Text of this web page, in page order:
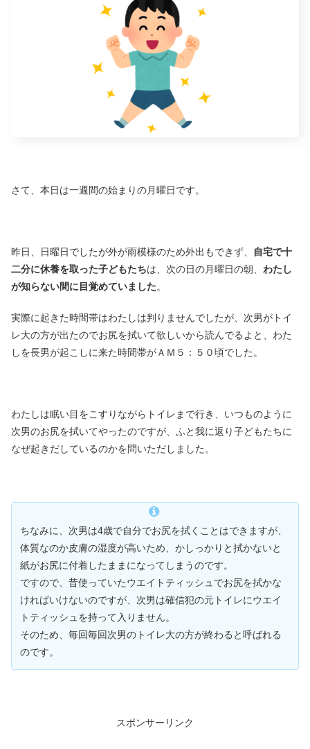
さて、本日は一週間の始まりの月曜日です。
昨日、日曜日でしたが外が雨模様のため外出もできず、
自宅で十
二分に休養を取った子どもたちは、次の日の月曜日の朝、 わたし
が知らない間に目覚めていました。
実際に起きた時間帯はわたしは判りませんでしたが、次男がトイ
レ大の方が出たのでお尻を拭いて欲しいから読んでるよと、わた
しを長男が起こしに来た時間帯がＡＭ５：５０頃でした。
わたしは眠い目をこすりながらトイレまで行き、いつものように
次男のお尻を拭いてやったのですが、ふと我に返り子どもたちに
なぜ起きだしているのかを問いただしました。
ちなみに、次男は4歳で自分でお尻を拭くことはできますが、
体質なのか皮膚の湿度が高いため、かしっかりと拭かないと
紙がお尻に付着したままになってしまうのです。
ですので、昔使っていたウエイトティッシュでお尻を拭かな
ければいけないのですが、次男は確信犯の元トイレにウエイ
トティッシュを持って入りません。
そのため、毎回毎回次男のトイレ大の方が終わると呼ばれる
のです。
スポンサーリンク